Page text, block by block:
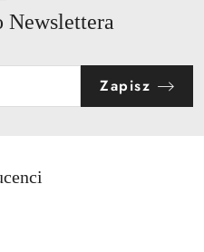
Newslettera
Zapisz